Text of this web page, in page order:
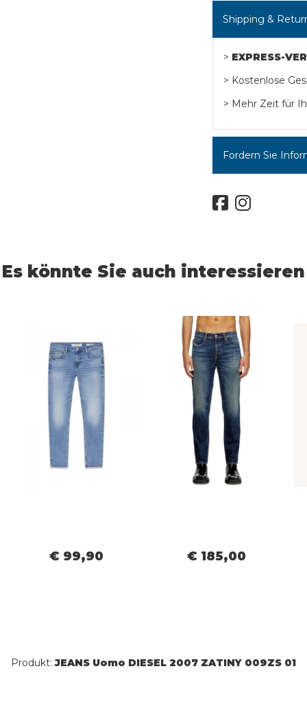
Shipping &
> EXPRESS-
> Kostenlose
> Mehr Zeit für
Fordern Sie
Es könnte Sie auch interessieren
€ 99,90 € 185,00
Produkt:JEANS Uomo DIESEL 2007 ZATINY 009ZS 01